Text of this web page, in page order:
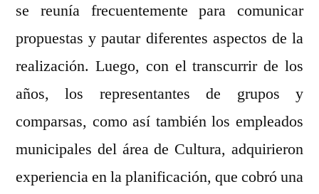
se reunía frecuentemente para comunicar
propuestas y pautar diferentes aspectos de la
realización. Luego, con el transcurrir de los
años, los representantes de grupos y
comparsas, como así también los empleados
municipales del área de Cultura, adquirieron
experiencia en la planificación, que cobró una